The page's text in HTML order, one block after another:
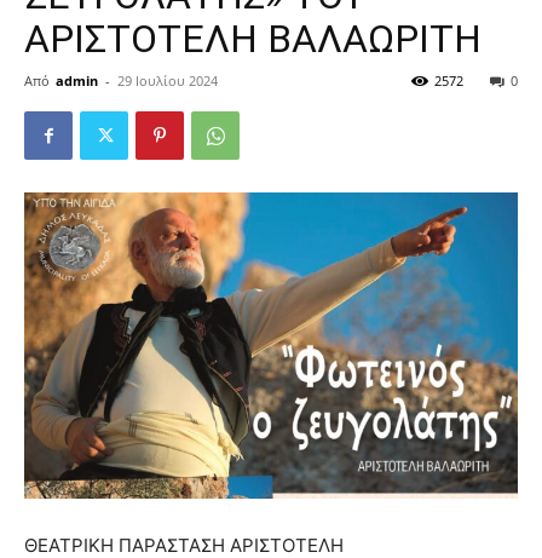
ΑΡΙΣΤΟΤΕΛΗ ΒΑΛΑΩΡΙΤΗ
Από admin - 29 Ιουλίου 2024 0
2572
ΘΕΑΤΡΙΚΗ ΠΑΡΑΣΤΑΣΗ ΑΡΙΣΤΟΤΕΛΗ